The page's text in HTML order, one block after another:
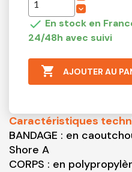
 En stock en
24/48h avec suivi
 AJOUTER AU
Caractéristiques
BANDAGE : en
Shore A
CORPS : en